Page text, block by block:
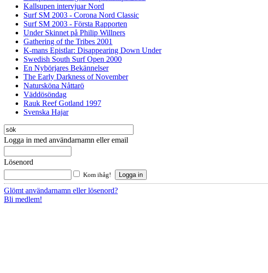
Kallsupen intervjuar Nord
Surf SM 2003 - Corona Nord Classic
Surf SM 2003 - Första Rapporten
Under Skinnet på Philip Willners
Gathering of the Tribes 2001
K-mans Epistlar: Disappearing Down Under
Swedish South Surf Open 2000
En Nybörjares Bekännelser
The Early Darkness of November
Natursköna Nåttarö
Väddösöndag
Rauk Reef Gotland 1997
Svenska Hajar
Logga in med användarnamn eller email
Lösenord
Kom ihåg!
Glömt användarnamn eller lösenord?
Bli medlem!